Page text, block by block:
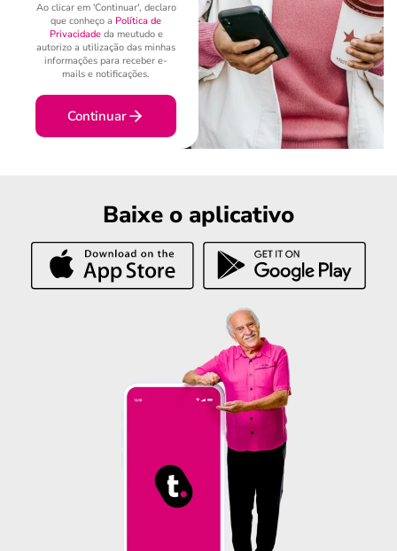
Ao clicar em 'Continuar', declaro
que conheço a Política de
Privacidadeda meutudo e
autorizo a utilização das minhas
informações para receber e-
mails e notificações.
Continuar
Baixe o aplicativo